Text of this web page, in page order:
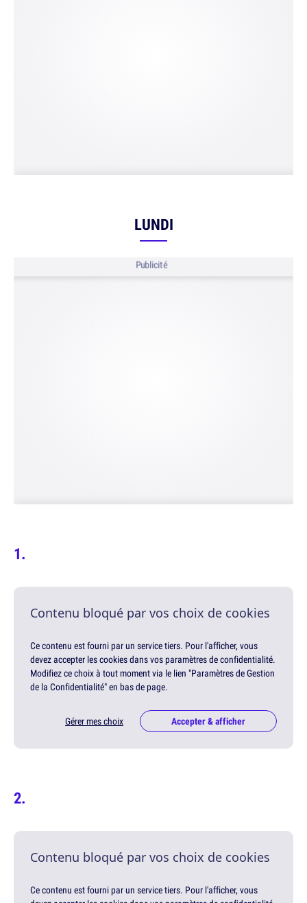
LUNDI
Publicité
Contenu bloqué par vos choix de cookies
Ce contenu est fourni par un service tiers. Pour l'afficher, vous
devez accepter les cookies dans vos paramètres de confidentialité.
Modifiez ce choix à tout moment via le lien "Paramètres de Gestion
de la Confidentialité" en bas de page.
Gérer mes choix Accepter & afficher
Contenu bloqué par vos choix de cookies
Ce contenu est fourni par un service tiers. Pour l'afficher, vous